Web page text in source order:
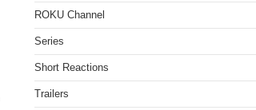
ROKU Channel
Series
Short Reactions
Trailers